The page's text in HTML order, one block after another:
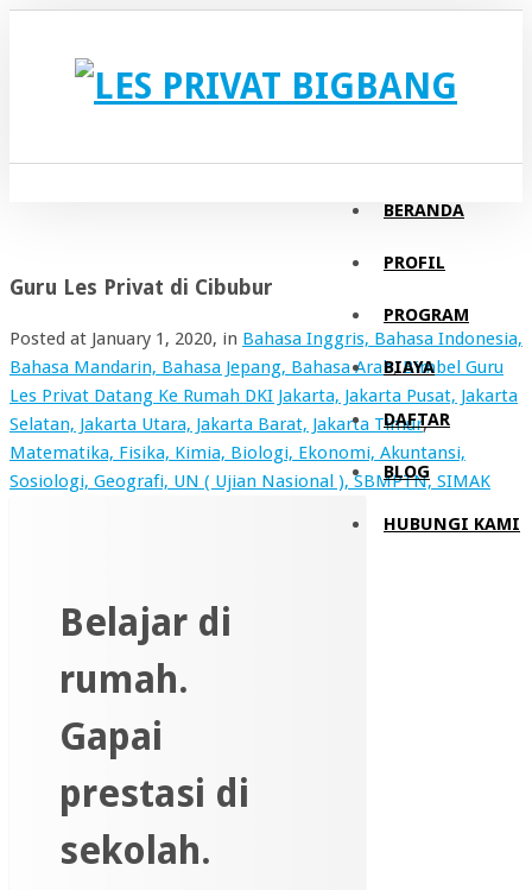
BERANDA
PROFIL
PROGRAM
BIAYA
DAFTAR
BLOG
HUBUNGI KAMI
Guru Les Privat di Cibubur
Posted at January 1, 2020, in Bahasa Inggris, Bahasa Indonesia,
Bahasa Mandarin, Bahasa Jepang, Bahasa Arab,Bimbel Guru
Les Privat Datang Ke Rumah DKI Jakarta, Jakarta Pusat, Jakarta
Selatan, Jakarta Utara, Jakarta Barat, Jakarta Timur,
Matematika, Fisika, Kimia, Biologi, Ekonomi, Akuntansi,
Sosiologi, Geografi, UN ( Ujian Nasional ), SBMPTN, SIMAK
Belajar di
rumah.
Gapai
prestasi di
sekolah.